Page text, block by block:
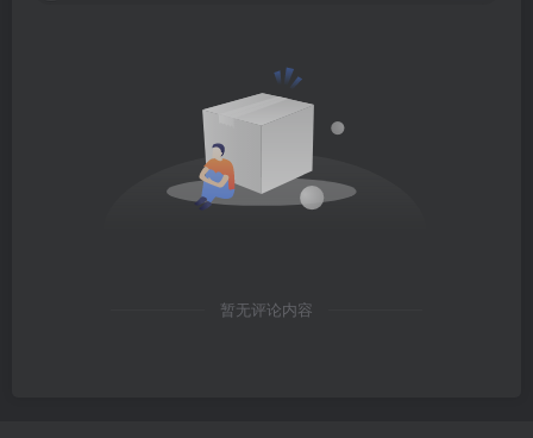
暂无评论内容